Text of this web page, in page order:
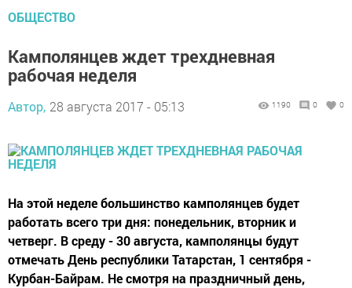
ОБЩЕСТВО
Камполянцев ждет трехдневная
рабочая неделя
Автор, 28 августа 2017 - 05:13 1190 0 0
На этой неделе большинство камполянцев будет
работать всего три дня: понедельник, вторник и
четверг. В среду - 30 августа, камполянцы будут
отмечать День республики Татарстан, 1 сентября -
Курбан-Байрам. Не смотря на праздничный день,